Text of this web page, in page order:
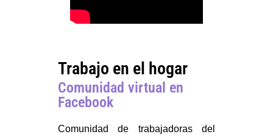
Trabajo en el hogar
Comunidad virtual en
Facebook
Comunidad de trabajadoras del